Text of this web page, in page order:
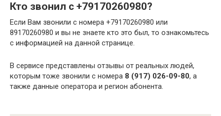
Кто звонил с +79170260980?
Если Вам звонили с номера +79170260980 или
89170260980 и вы не знаете кто это был, то ознакомьтесь
с информацией на данной странице.
В сервисе представлены отзывы от реальных людей,
которым тоже звонили с номера 8 (917) 026-09-80, а
также данные оператора и регион абонента.